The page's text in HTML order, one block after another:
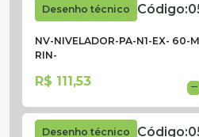
Desenho técnico Código:
NV-NIVELADOR-PA-N1-EX- 60-
RIN-
R$ 111,53
Desenho técnico Código: